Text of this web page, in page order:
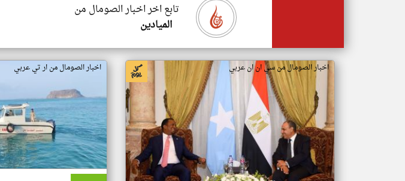
تابع اخر اخبار الصومال من
الميادين
اخبار الصومال من سي ان ان عربي اخبار الصومال من ار تي عربي